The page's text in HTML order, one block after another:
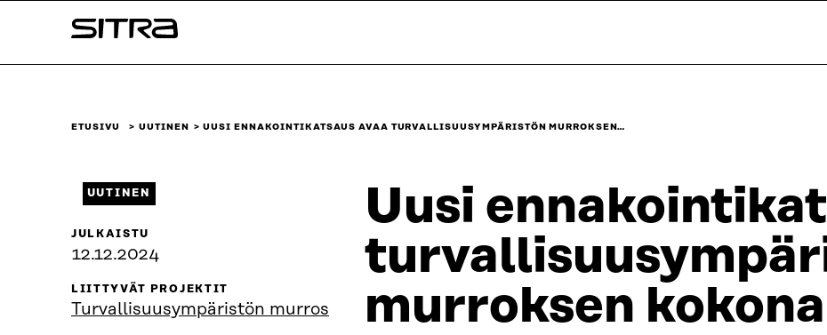
sisältöön
Sitra
ETUSIVU UUTINEN UUSI ENNAKOINTIKATSAUS AVAA TURVALLISUUS­­YMPÄRISTÖN MURROKSEN…
Uusi
murroksen
UUTINEN
JULKAISTU
12.12.2024
LIITTYVÄT PROJEKTIT
Turvallisuus­ympäristön murros